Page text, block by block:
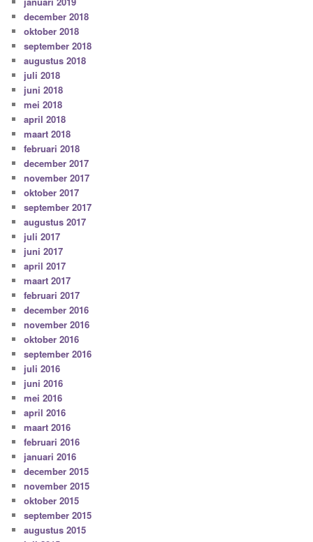
december 2018
oktober 2018
september 2018
augustus 2018
juli 2018
juni 2018
mei 2018
april 2018
maart 2018
februari 2018
december 2017
november 2017
oktober 2017
september 2017
augustus 2017
juli 2017
juni 2017
april 2017
maart 2017
februari 2017
december 2016
november 2016
oktober 2016
september 2016
juli 2016
juni 2016
mei 2016
april 2016
maart 2016
februari 2016
januari 2016
december 2015
november 2015
oktober 2015
september 2015
augustus 2015